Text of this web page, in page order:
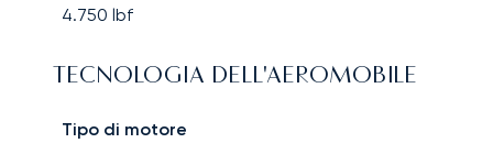
4.750 lbf
TECNOLOGIA DELL'AEROMOBILE
Tipo di motore